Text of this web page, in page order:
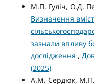
М.П. Гуліч, О.Д.
Визначення
зазнали впливу
дослідження ,
(2025)
А.М. Сердюк, М.П.